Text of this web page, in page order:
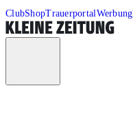
ClubShopTrauerportalWerbung